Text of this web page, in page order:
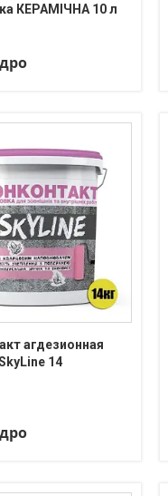
КЕРАМІЧНА 10 л
агдезионная
14